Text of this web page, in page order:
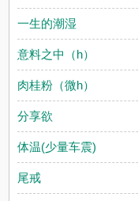
一生的潮湿
意料之中（h）
肉桂粉（微h）
分享欲
体温(少量车震)
尾戒